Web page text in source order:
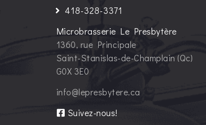
418-328-3371
Microbrasserie Le Presbytère
1360, rue Principale
Saint-Stanislas-de-Champlain (Qc)
G0X 3E0
info@lepresbytere.ca
Suivez-nous!